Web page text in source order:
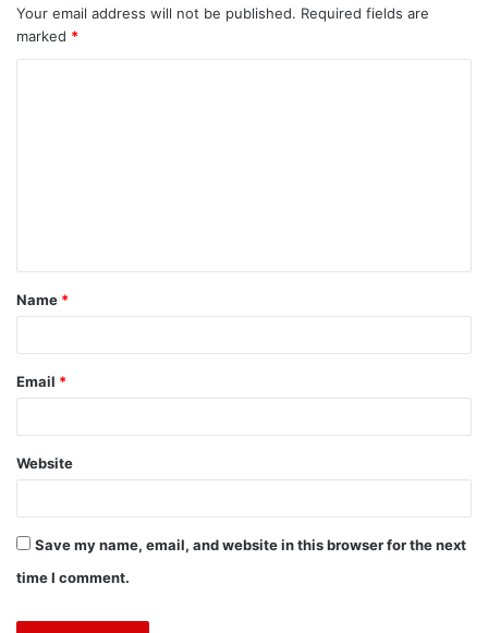
Your email address will not be published. Required fields are
marked *
Name *
Email *
Website
Save my name, email, and website in this browser for the next
time I comment.